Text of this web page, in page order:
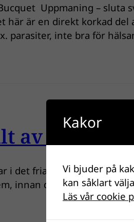
Uppmaning – sluta
här är en direkt korkad del
parasiter, inte bra för
av
i det fria!
innan de sprider sig till
Kakor
Vi bjuder på
kan såklart
Läs vår cookie